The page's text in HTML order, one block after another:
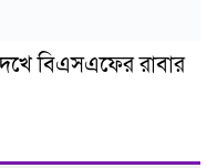
বিএসএফের রাবার